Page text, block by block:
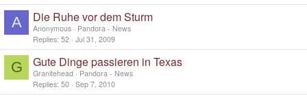
A Die Ruhe vor dem Sturm
Anonymous
Pandora - News
Replies 52 Jul 31, 2009
G Gute Dinge passieren in Texas
Granitehead
Pandora - News
Replies 50 Sep 7, 2010